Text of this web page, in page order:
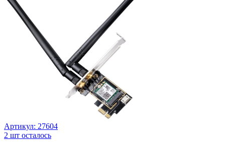
Артикул: 27604
2 шт осталось